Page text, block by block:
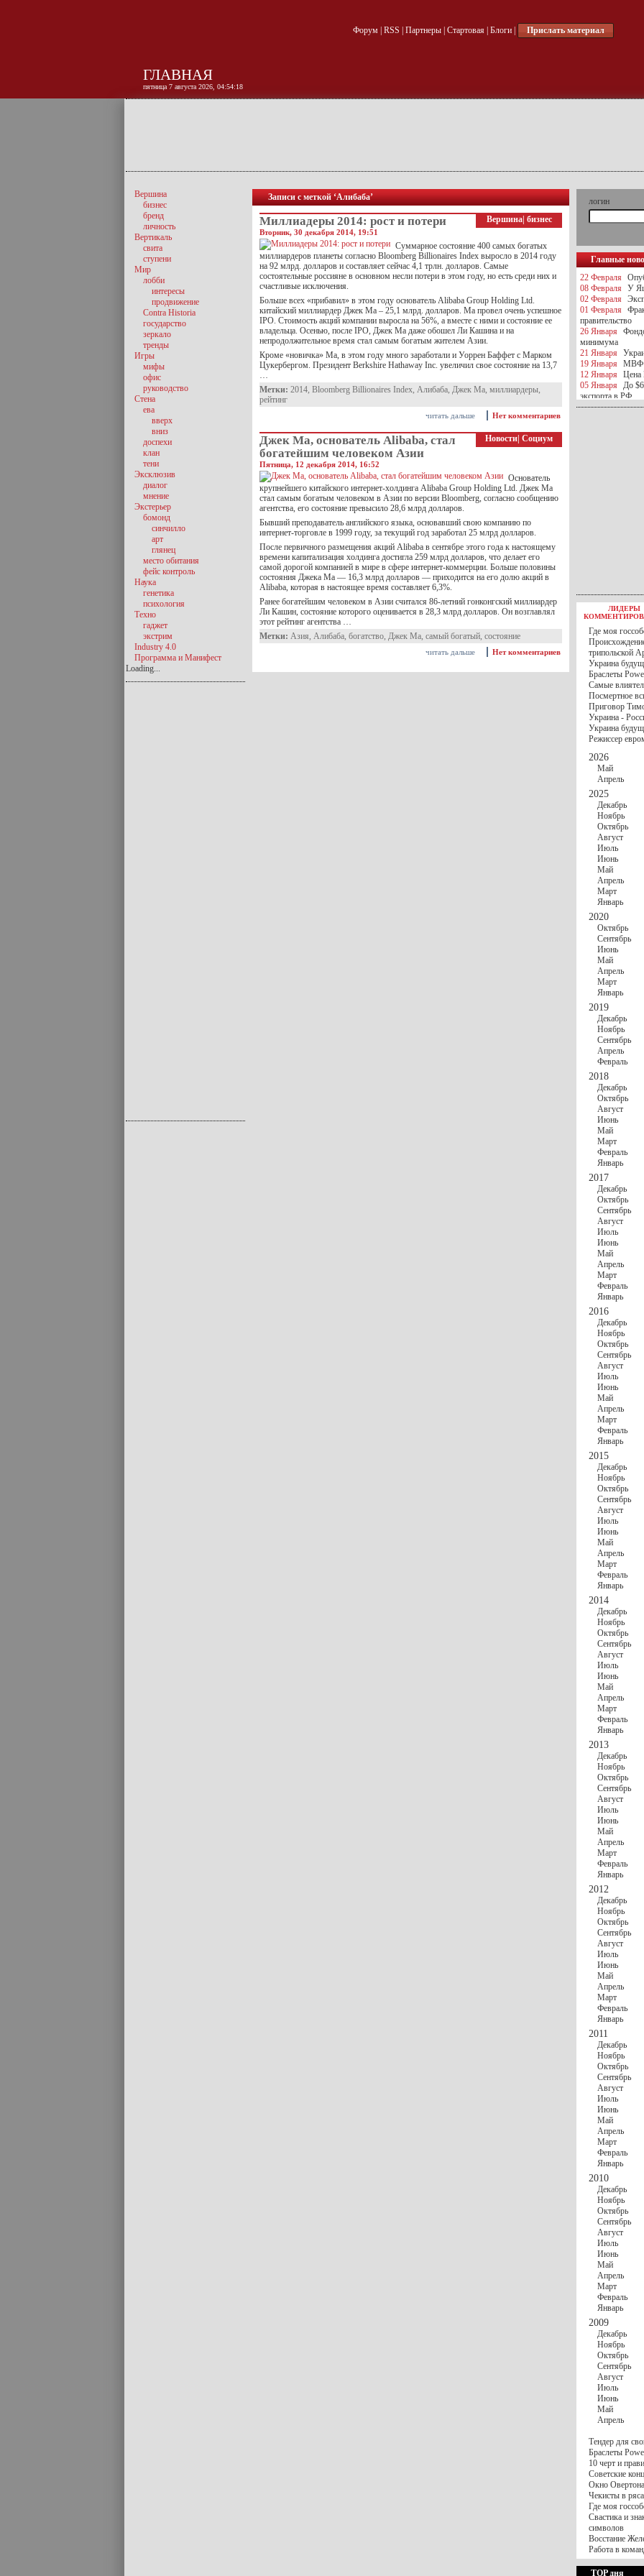
Форум| RSS Партнеры| Стартовая| Блоги| Прислать материал
ГЛАВНАЯ
пятница 7 августа 2026, 04:54:19
Записи с меткой ‘Алибаба’
Вершина| бизнес
Миллиадеры 2014: рост и потери
Вторник, 30 декабря 2014, 19:51
Суммарное состояние 400 самых богатых
миллиардеров планеты согласно Bloomberg Billionaires Index выросло в 2014 году
на 92 млрд. долларов и составляет сейчас 4,1 трлн. долларов. Самые
состоятельные россияне в основном несли потери в этом году, но есть среди них и
счастливые исключения.
Больше всех «прибавил» в этом году основатель Alibaba Group Holding Ltd.
китайский миллиардер Джек Ма – 25,1 млрд. долларов. Ма провел очень успешное
IPO. Стоимость акций компании выросла на 56%, а вместе с ними и состояние ее
владельца. Осенью, после IPO, Джек Ма даже обошел Ли Кашина и на
непродолжительное время стал самым богатым жителем Азии.
Кроме «новичка» Ма, в этом году много заработали и Уоррен Баффет с Марком
Цукербергом. Президент Berkshire Hathaway Inc. увеличил свое состояние на 13,7
…
Метки: 2014, Bloomberg Billionaires Index, Алибаба, Джек Ма, миллиардеры,
рейтинг
Нет комментариев
читать дальше
Новости Социум
Джек Ма, основатель Alibaba, стал
богатейшим человеком Азии
Пятница, 12 декабря 2014, 16:52
Основатель
крупнейшего китайского интернет-холдинга Alibaba Group Holding Ltd. Джек Ма
стал самым богатым человеком в Азии по версии Bloomberg, согласно сообщению
агентства, его состояние превысило 28,6 млрд долларов.
Бывший преподаватель английского языка, основавший свою компанию по
интернет-торговле в 1999 году, за текущий год заработал 25 млрд долларов.
После первичного размещения акций Alibaba в сентябре этого года к настоящему
времени капитализация холдинга достигла 259 млрд долларов, что делает его
самой дорогой компанией в мире в сфере интернет-коммерции. Больше половины
состояния Джека Ма — 16,3 млрд долларов — приходится на его долю акций в
Alibaba, которая в настоящее время составляет 6,3%.
Ранее богатейшим человеком в Азии считался 86-летний гонконгский миллиардер
Ли Кашин, состояние которого оценивается в 28,3 млрд долларов. Он возглавлял
этот рейтинг агентства …
Метки: Азия, Алибаба, богатство, Джек Ма, самый богатый, состояние
Нет комментариев
читать дальше
Вершина
бизнес
бренд
личность
Вертикаль
свита
ступени
Мир
лобби
интересы
продвижение
Contra Historia
государство
зеркало
тренды
Игры
мифы
офис
руководство
Стена
ева
вверх
вниз
доспехи
клан
тени
Эксклюзив
диалог
мнение
Экстерьер
бомонд
синчилло
арт
глянец
место обитания
фейс контроль
Наука
генетика
психология
Техно
гаджет
экстрим
Industry 4.0
Программа и Манифест
Loading...
логин
Главные
22 Февраля
08 Февраля
У
02 Февраля
01 Февраля
правительство
26 Января
минимума
21 Января
19 Января
МВФ
12 Января
Цена
05 Января
До
экспорта в РФ
05 Января
Киев
30 Ноября С 1
30 Ноября
РФ
27 Ноября
ВВП
госбюджете
27 Ноября
Турции
17 Ноября
шестилетнего
16 Ноября
13 Ноября
10 Ноября
10 Ноября
особом статусе
03 Ноября
ЛИДЕРЫ
Где моя
трипольской
Украина
Браслеты
Самые
Посмертное
Приговор
Украина -
Украина
Режиссер
2026
Май
Апрель
2025
Декабрь
Ноябрь
Октябрь
Август
Июль
Июнь
Май
Апрель
Март
Январь
2020
Октябрь
Сентябрь
Июнь
Май
Апрель
Март
Январь
2019
Декабрь
Ноябрь
Сентябрь
Апрель
Февраль
2018
Декабрь
Октябрь
Август
Июнь
Май
Март
Февраль
Январь
2017
Декабрь
Октябрь
Сентябрь
Август
Июль
Июнь
Май
Апрель
Март
Февраль
Январь
2016
Декабрь
Ноябрь
Октябрь
Сентябрь
Август
Июль
Июнь
Май
Апрель
Март
Февраль
Январь
2015
Декабрь
Ноябрь
Октябрь
Сентябрь
Август
Июль
Июнь
Май
Апрель
Март
Февраль
Январь
2014
Декабрь
Ноябрь
Октябрь
Сентябрь
Август
Июль
Июнь
Май
Апрель
Март
Февраль
Январь
2013
Декабрь
Ноябрь
Октябрь
Сентябрь
Август
Июль
Июнь
Май
Апрель
Март
Февраль
Январь
2012
Декабрь
Ноябрь
Октябрь
Сентябрь
Август
Июль
Июнь
Май
Апрель
Март
Февраль
Январь
2011
Декабрь
Ноябрь
Октябрь
Сентябрь
Август
Июль
Июнь
Май
Апрель
Март
Февраль
Январь
2010
Декабрь
Ноябрь
Октябрь
Сентябрь
Август
Июль
Июнь
Май
Апрель
Март
Февраль
Январь
2009
Декабрь
Ноябрь
Октябрь
Сентябрь
Август
Июль
Июнь
Май
Апрель
Тендер для
Браслеты
10 черт и
Советские
Окно
Чекисты в
Где моя
Свастика и
символов
Восстание
Работа в
TOP дня